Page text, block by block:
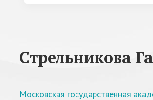
Стрельникова
Московская государственная